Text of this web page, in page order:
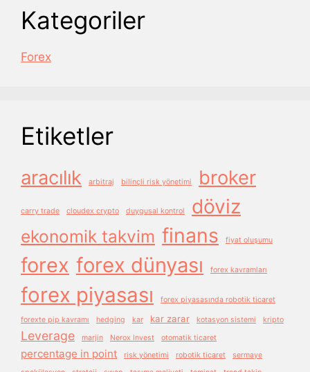
Kategoriler
Forex
Etiketler
aracılık arbitraj bilinçli risk yönetimi broker
carry trade cloudex crypto duygusal kontrol döviz
ekonomik takvim finans fiyat oluşumu
forex forex dünyası forex kavramları
forex piyasası forex piyasasında robotik ticaret
forexte pip kavramı hedging kar kar zarar kotasyon sistemi kripto
Leverage marjin Nerox Invest otomatik ticaret
percentage in point risk yönetimi robotik ticaret
sermaye